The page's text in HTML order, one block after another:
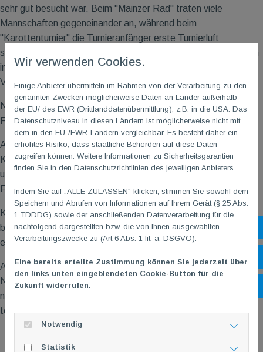
sehr gut besucht war. Beim "Mainzer Rad" traten viele
Mannschaften gegeneinander an, während beim
"Karottenturnier" die Turnieranfänger erste Turnierluft
schnuppern konnten. Erstmalig wurde das Karottenturnier auch
im Degen durchgeführt, da wir seit letztem Jahr in unserem
Verein hier eine erfolgreiche Anfängergruppe haben.
Nur eine Woche vor dem Turnier haben zwölf Fechterinnen und
Fechter ihre Turnierreifeprüfung abgelegt.
Am darauffolgenden Wochenende kamen knapp zwanzig (!)
Kinder und Jugendliche zu unserem Schnuppertag in die Halle
und einige davon lernen nun in unserem Anfängertraining das
Fechten.
Kurz vor den Sommerferien fand bei uns in der Abteilung ein
besonderes Foto-Shooting statt, bei dem unsere Trainer für
eine Kampagne des DOSB im Training fotografiert wurden.
Als nächstes steht nun endlich wieder unser traditionelles
Nikolausfechten auf dem Programm und dann können wir im
neuen Jahr hoffentlich erfolgreich an vielen weiteren Turnieren
teilnehmen.
Wir verwenden Cookies.
Einige Anbieter übermitteln im Rahmen von der Verarbeitung zu den
genannten Zwecken möglicherweise Daten an Länder außerhalb
der EU/ des EWR (Drittlanddatenübermittlung), z.B. in die USA. Das
Datenschutzniveau in diesen Ländern ist möglicherweise nicht mit
dem in den EU-/EWR-Ländern vergleichbar. Es besteht daher ein
erhöhtes Risiko, dass staatliche Behörden auf diese Daten
zugreifen können. Weitere Informationen zu Sicherheitsgarantien
finden Sie in den Datenschutzrichtlinien des jeweiligen Anbieters.
Indem Sie auf „ALLE ZULASSEN" klicken, stimmen Sie sowohl dem
Speichern und Abrufen von Informationen auf Ihrem Gerät (§ 25 Abs.
1 TDDDG) sowie der anschließenden Datenverarbeitung für die
nachfolgend dargestellten bzw. die von Ihnen ausgewählten
Verarbeitungszwecke zu (Art 6 Abs. 1 lit. a. DSGVO).
Eine bereits erteilte Zustimmung können Sie jederzeit über
den links unten eingeblendeten Cookie-Button für die
Zukunft widerrufen.
Notwendig
Statistik